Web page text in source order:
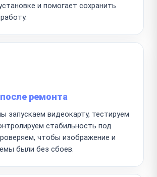
и помогает сохранить
ремонта
запускаем видеокарту, тестируем
стабильность под
чтобы изображение и
были без сбоев.